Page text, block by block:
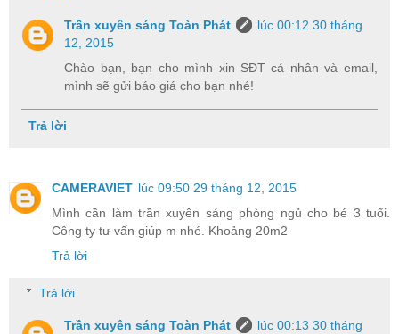
Trần xuyên sáng Toàn Phát
lúc 00:12 30 tháng
12, 2015
Chào bạn, bạn cho mình xin SĐT cá nhân và email,
mình sẽ gửi báo giá cho bạn nhé!
Trả lời
CAMERAVIET lúc 09:50 29 tháng 12, 2015
Mình cần làm trần xuyên sáng phòng ngủ cho bé 3 tuổi.
Công ty tư vấn giúp m nhé. Khoảng 20m2
Trả lời
Trả lời
Trần xuyên sáng Toàn Phát
lúc 00:13 30 tháng